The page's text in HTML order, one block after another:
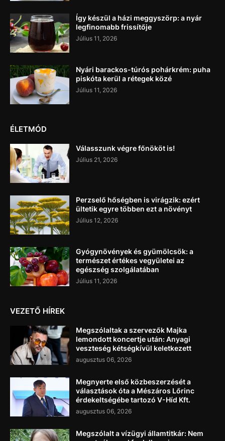
Így készül a házi meggyszörp: a nyár
legfinomabb frissítője
Július 11, 2026
Nyári barackos-túrós pohárkrém: puha
piskóta kerül a rétegek közé
Július 11, 2026
ÉLETMÓD
Válasszunk végre főnököt is!
Július 21, 2026
Perzselő hőségben is virágzik: ezért
ültetik egyre többen ezt a növényt
Július 12, 2026
Gyógynövények és gyümölcsök: a
természet értékes vegyületei az
egészség szolgálatában
Július 11, 2026
VEZETŐ HÍREK
Megszólaltak a szervezők Majka
lemondott koncertje után: Anyagi
veszteség kétségkívül keletkezett
augusztus 06, 2026
Megnyerte első közbeszerzését a
választások óta a Mészáros Lőrinc
érdekeltségébe tartozó V-Híd Kft.
augusztus 06, 2026
Megszólalt a vízügyi államtitkár: Nem